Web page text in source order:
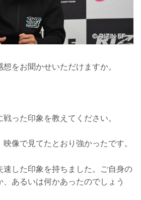
をお聞かせいただけますか。
った印象を教えてください。
像で見てたとおり強かったです。
した印象を持ちました。ご自身の
あるいは何かあったのでしょう